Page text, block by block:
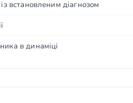
встановленим діагнозом
в динаміці